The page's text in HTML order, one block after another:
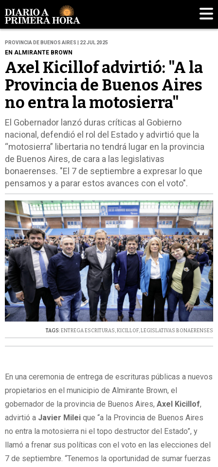
PROVINCIA DE BUENOS AIRES | 22 JUL 2025
EN ALMIRANTE BROWN
Axel Kicillof advirtió: "A la
Provincia de Buenos Aires
no entra la motosierra"
El Gobernador lanzó duras críticas al Gobierno
nacional, defendió el rol del Estado y advirtió que la
“motosierra” libertaria no tendrá lugar en la provincia
de Buenos Aires, de cara a las legislativas
bonaerenses. "El 7 de septiembre a expresar lo que
pensamos y a parar estos avances con el voto".
TAGS:ENTREGA ESCRITURAS,KICILLOF,LEGISLATIVAS BONAERENSES
En una ceremonia de entrega de escrituras públicas a nuevos
propietarios en el municipio de Almirante Brown, el
gobernador de la provincia de Buenos Aires, Axel Kicillof,
advirtió a Javier Milei que “a la Provincia de Buenos Aires
no entra la motosierra ni el topo destructor del Estado”, y
llamó a frenar sus políticas con el voto en las elecciones del
7 de septiembre. “Tenemos la oportunidad de sumar fuerzas